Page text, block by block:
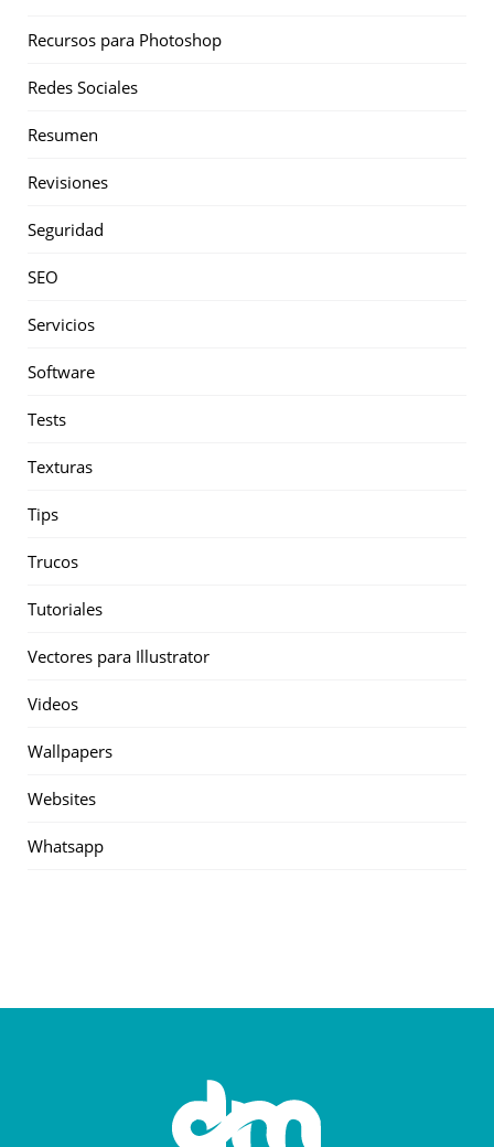
Recursos para Photoshop
Redes Sociales
Resumen
Revisiones
Seguridad
SEO
Servicios
Software
Tests
Texturas
Tips
Trucos
Tutoriales
Vectores para Illustrator
Videos
Wallpapers
Websites
Whatsapp